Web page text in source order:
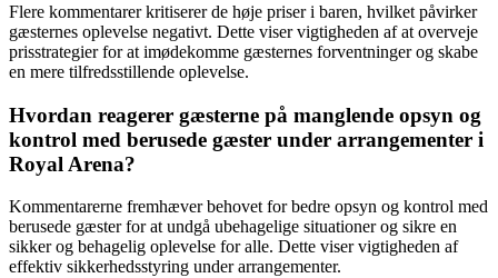
Flere kommentarer kritiserer de høje priser i baren, hvilket påvirker
gæsternes oplevelse negativt. Dette viser vigtigheden af at overveje
prisstrategier for at imødekomme gæsternes forventninger og skabe
en mere tilfredsstillende oplevelse.
Hvordan reagerer gæsterne på manglende opsyn og
kontrol med berusede gæster under arrangementer i
Royal Arena?
Kommentarerne fremhæver behovet for bedre opsyn og kontrol med
berusede gæster for at undgå ubehagelige situationer og sikre en
sikker og behagelig oplevelse for alle. Dette viser vigtigheden af
effektiv sikkerhedsstyring under arrangementer.